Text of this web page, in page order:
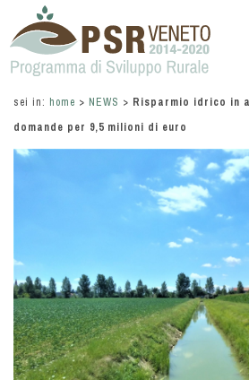
sei in: home > NEWS > Risparmio idrico in
domande per 9,5 milioni di euro